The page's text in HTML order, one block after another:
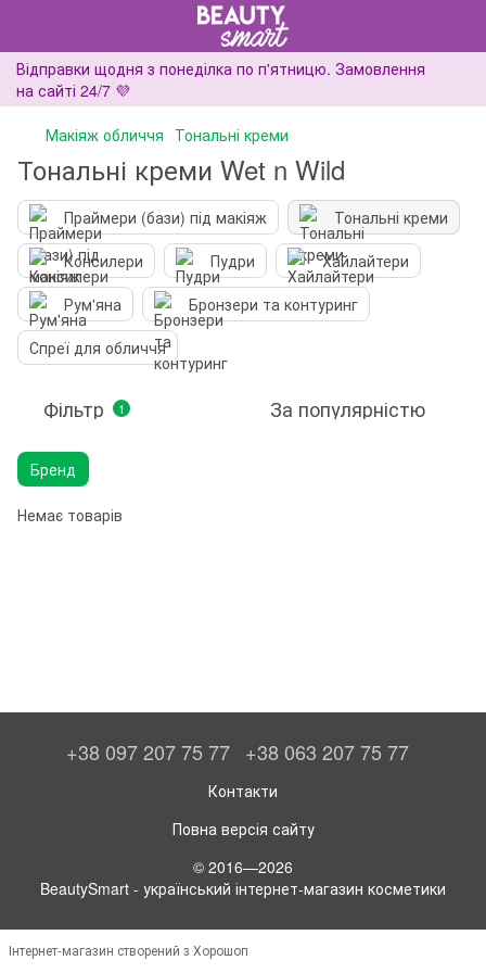
Відправки щодня з понеділка по п'ятницю. Замовлення
на сайті 24/7 💜
Макіяж обличчя Тональні креми
Тональні креми Wet n Wild
Праймери (бази) під макіяж
Тональні креми
Консилери
Пудри
Хайлайтери
Рум'яна
Бронзери та контуринг
Спреї для обличчя
Фільтр 1 За популярністю
Бренд
Немає товарів
+38 097 207 75 77 +38 063 207 75 77
Контакти
Повна версія сайту
© 2016—2026
BeautySmart - український інтернет-магазин косметики
Інтернет-магазин створений з Хорошоп